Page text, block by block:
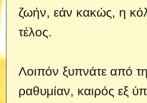
ζωήν, εάν κακώς, η
τέλος.
Λοιπόν ξυπνάτε από
ραθυμίαν, καιρός εξ